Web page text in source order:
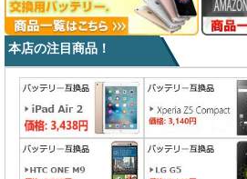
本店の注目商品！